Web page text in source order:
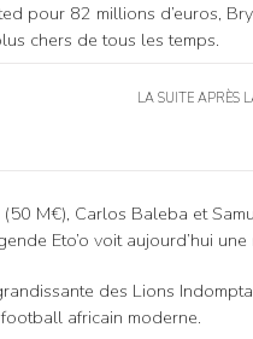
pour 82 millions d’euros,
chers de tous les temps.
LA SUITE APRÈS
M€), Carlos Baleba et
Eto’o voit aujourd’hui
des Lions
africain moderne.